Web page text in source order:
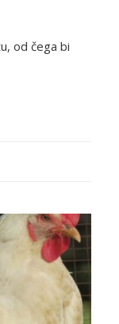
od čega bi